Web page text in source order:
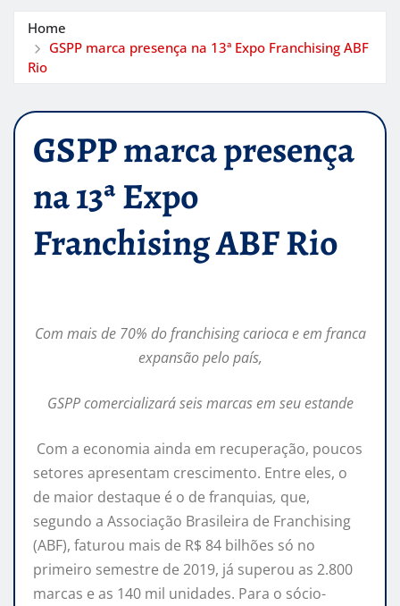
Home
GSPP marca presença na 13ª Expo Franchising ABF
Rio
GSPP marca presença
na 13ª Expo
Franchising ABF Rio
Com mais de 70% do franchising carioca e em franca
expansão pelo país,
GSPP comercializará seis marcas em seu estande
Com a economia ainda em recuperação, poucos
setores apresentam crescimento. Entre eles, o
de maior destaque é o de franquias, que,
segundo a Associação Brasileira de Franchising
(ABF), faturou mais de R$ 84 bilhões só no
primeiro semestre de 2019, já superou as 2.800
marcas e as 140 mil unidades. Para o sócio-